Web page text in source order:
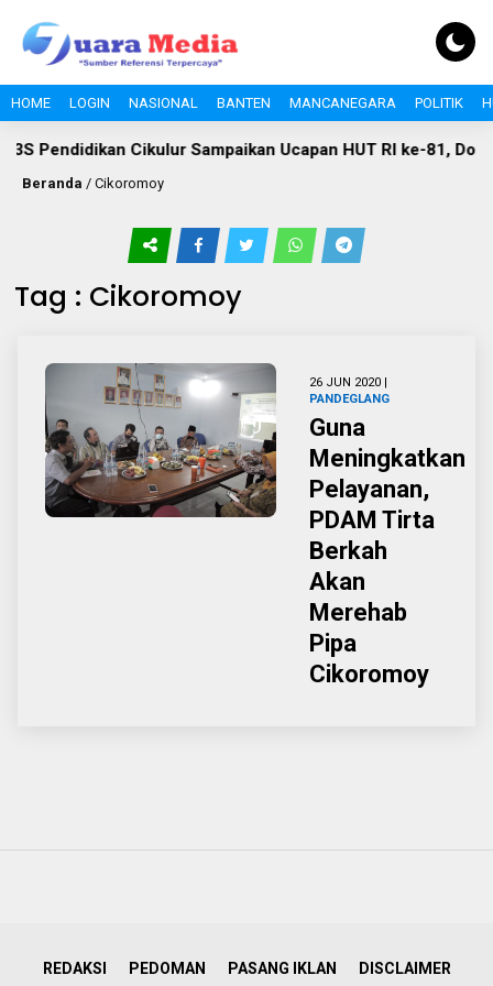
HOME LOGIN NASIONAL BANTEN MANCANEGARA POLITIK
Pendidikan Cikulur Sampaikan Ucapan HUT RI ke-81,
Beranda / Cikoromoy
Tag : Cikoromoy
26 JUN 2020 |
PANDEGLANG
Guna
Meningkatkan
Pelayanan,
PDAM Tirta
Berkah
Akan
Merehab
Pipa
Cikoromoy
REDAKSI PEDOMAN PASANG IKLAN DISCLAIMER